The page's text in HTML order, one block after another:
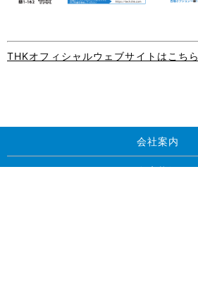
THKオフィシャルウェブサイトはこちら
会社案内
在庫状況